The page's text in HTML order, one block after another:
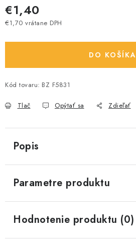
€1,40
€1,70 vrátane DPH
DO KOŠÍKA
Kód tovaru: BZ F5831
Tlač Opýtať sa Zdieľať
Popis
Parametre produktu
Hodnotenie produktu (0)